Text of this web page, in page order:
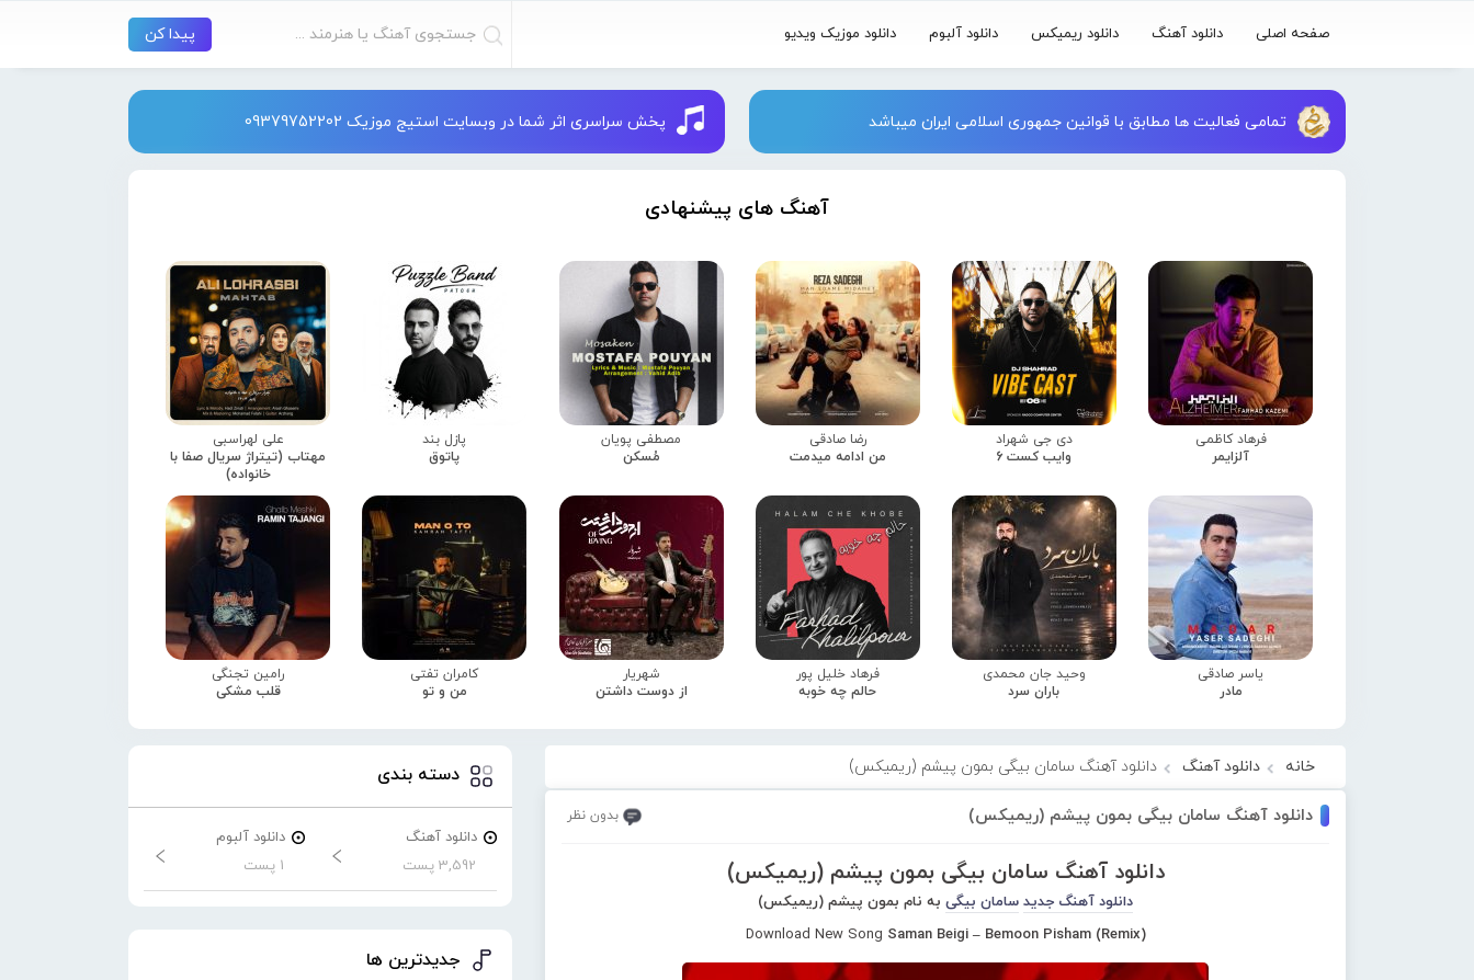
صفحه اصلی دانلود آهنگ دانلود ریمیکس دانلود آلبوم دانلود موزیک ویدیو
تمامی فعالیت ها مطابق با قوانین جمهوری اسلامی ایران میباشد پخش سراسری اثر شما در وبسایت استیج موزیک 09379752202
آهنگ های پیشنهادی
فرهاد کاظمی
آلزایمر
دی جی شهراد
وایب کست 6
رضا صادقی
من ادامه میدمت
مصطفی پویان
مُسکن
پازل بند
پاتوق
علی لهراسبی
مهتاب (تیتراژ سریال صفا با
خانواده)
یاسر صادقی
مادر
وحید جان محمدی
باران سرد
فرهاد خلیل پور
حالم چه خوبه
شهریار
از دوست داشتن
کامران تفتی
من و تو
رامین تجنگی
قلب مشکی
خانه دانلود آهنگ دانلود آهنگ سامان بیگی بمون پیشم (ریمیکس)
دانلود آهنگ سامان بیگی بمون پیشم (ریمیکس) بدون نظر
دانلود آهنگ سامان بیگی بمون پیشم (ریمیکس)
دانلود آهنگ جدید سامان بیگی به نام بمون پیشم (ریمیکس)
Download New Song Saman Beigi – Bemoon Pisham (Remix)
دسته بندی
دانلود آهنگ
3,592 پست
دانلود آلبوم
1 پست
جدیدترین ها